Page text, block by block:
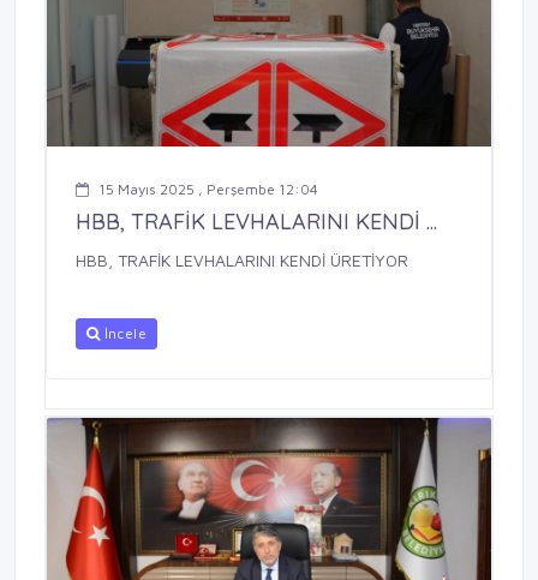
15 Mayıs 2025 , Perşembe 12:04
HBB, TRAFİK LEVHALARINI KENDİ ...
HBB, TRAFİK LEVHALARINI KENDİ ÜRETİYOR
İncele